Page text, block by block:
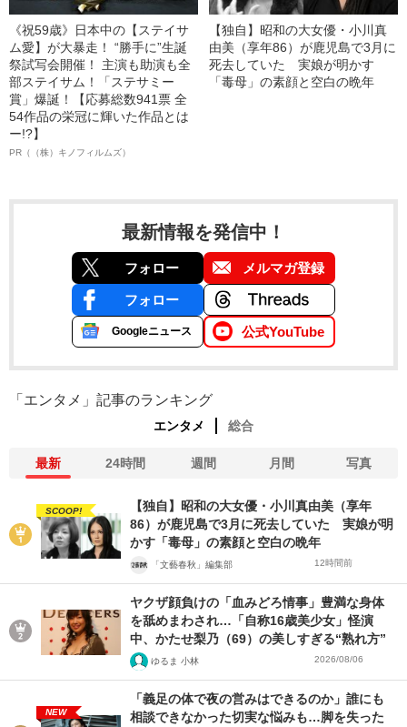
《祝59歳》日本中の【ステイサ
ム愛】が大暴走！ “勝手に”生誕
祭試写会開催！ 主演も助演も全
部ステイサム！「ステサミー
賞」爆誕！【応募総数941票 全
54作品の栄冠に輝いた作品とは
ー!?】
PR（（株）キノフィルムズ）
【独自】昭和の大女優・小川真
由美（享年86）が鹿児島で3月に
死去していた 実娘が明かす
「毒母」の素顔と空白の晩年
最新情報を発信中！
フォロー メルマガ登録
フォロー
Googleニュース 公式YouTube
「エンタメ」記事のランキング
エンタメ 総合
最新 24時間 週間 月間 写真
SCOOP!
【独自】昭和の大女優・小川真由美（享年
86）が鹿児島で3月に死去していた 実娘が明
かす「毒母」の素顔と空白の晩年
「文藝春秋」編集部 12時間前
ヤクザ顔負けの「血みどろ情事」豊満な身体
を舐めまわされ…「自称16歳美少女」怪演
中、かたせ梨乃（69）の美しすぎる“熟れ方”
ゆるま 小林 2026/08/06
NEW
「義足の体で夜の営みはできるのか」誰にも
相談できなかった切実な悩みも…脚を失った